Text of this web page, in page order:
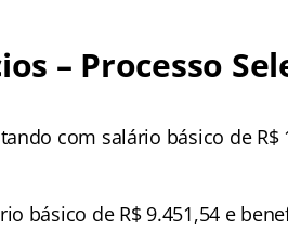
– Processo
com salário básico de R$
básico de R$ 9.451,54 e